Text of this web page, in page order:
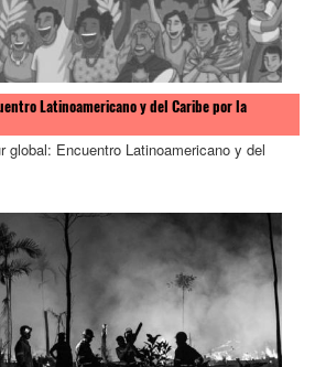
Latinoamericano y del Caribe por la
global: Encuentro Latinoamericano y del